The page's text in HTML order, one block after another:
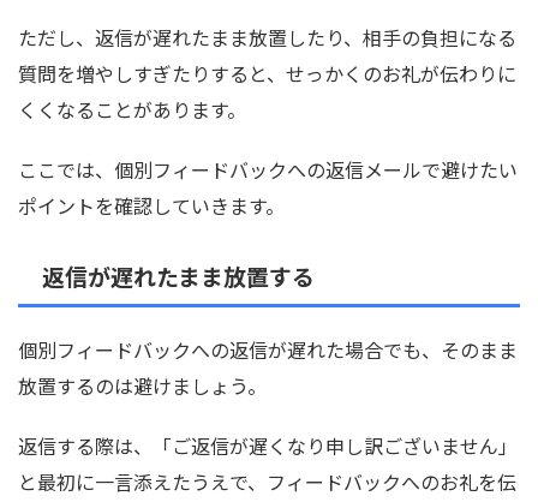
ただし、返信が遅れたまま放置したり、相手の負担になる
質問を増やしすぎたりすると、せっかくのお礼が伝わりに
くくなることがあります。
ここでは、個別フィードバックへの返信メールで避けたい
ポイントを確認していきます。
返信が遅れたまま放置する
個別フィードバックへの返信が遅れた場合でも、そのまま
放置するのは避けましょう。
返信する際は、「ご返信が遅くなり申し訳ございません」
と最初に一言添えたうえで、フィードバックへのお礼を伝